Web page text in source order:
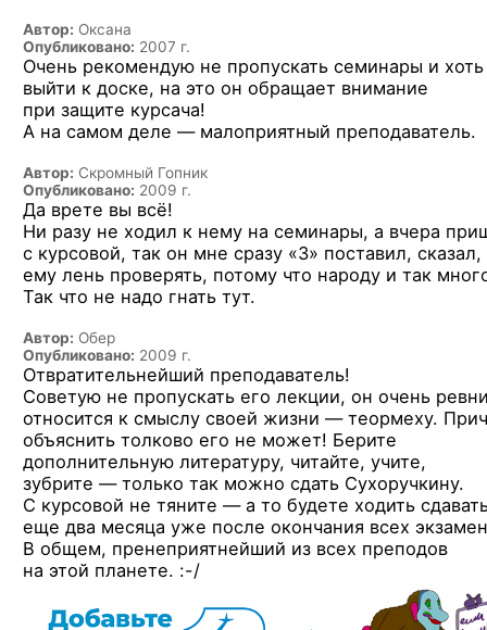
Автор: Оксана
Опубликовано: 2007 г.
Очень рекомендую не пропускать семинары и хоть
выйти к доске, на это он обращает внимание
при защите курсача!
А на самом деле — малоприятный преподаватель.
Автор: Скромный Гопник
Опубликовано: 2009 г.
Да врете вы всё!
Ни разу не ходил к нему на семинары, а вчера
с курсовой, так он мне сразу «3» поставил, сказал,
ему лень проверять, потому что народу и так
Так что не надо гнать тут.
Автор: Обер
Опубликовано: 2009 г.
Отвратительнейший преподаватель!
Советую не пропускать его лекции, он очень
относится к смыслу своей жизни — теормеху.
объяснить толково его не может! Берите
дополнительную литературу, читайте, учите,
зубрите — только так можно сдать Сухоручкину.
С курсовой не тяните — а то будете ходить
еще два месяца уже после окончания всех
В общем, пренеприятнейший из всех преподов
на этой планете. :-/